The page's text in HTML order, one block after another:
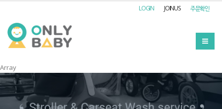
LOGIN JOINUS 주문확인
Array